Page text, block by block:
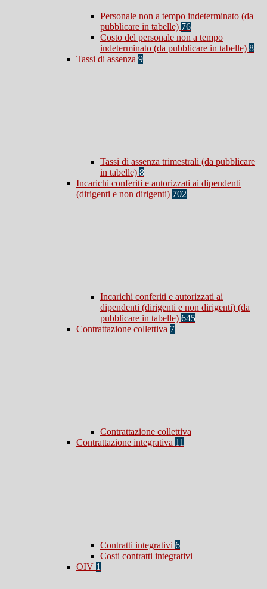
Personale non a tempo indeterminato (da
pubblicare in tabelle) 76
Costo del personale non a tempo
indeterminato (da pubblicare in tabelle) 8
Tassi di assenza 9
Tassi di assenza trimestrali (da pubblicare
in tabelle) 8
Incarichi conferiti e autorizzati ai dipendenti
(dirigenti e non dirigenti) 702
Incarichi conferiti e autorizzati ai
dipendenti (dirigenti e non dirigenti) (da
pubblicare in tabelle) 645
Contrattazione collettiva 7
Contrattazione collettiva
Contrattazione integrativa 11
Contratti integrativi 6
Costi contratti integrativi
OIV 1